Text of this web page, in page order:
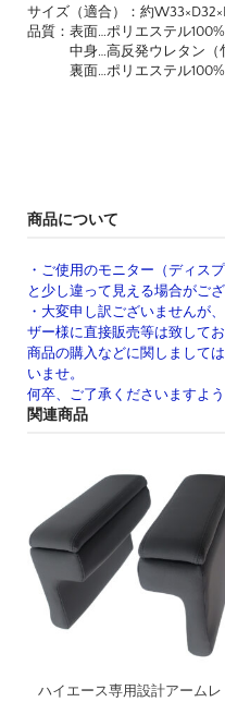
サイズ（適合）：約
品質：表面…ポリエステル100%
中身…高反発ウレタン（竹
裏面…ポリエステル100%
商品について
・ご使用のモニター（ディス
と少し違って見える場合がござ
・大変申し訳ございませんが
ザー様に直接販売等は致してお
商品の購入などに関しましては
いませ。
何卒、ご了承くださいますよ
関連商品
ハイエース専用設計アームレ